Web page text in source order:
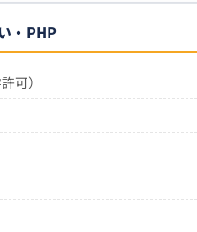
・PHP
可）